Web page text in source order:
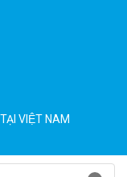
VIỆT NAM